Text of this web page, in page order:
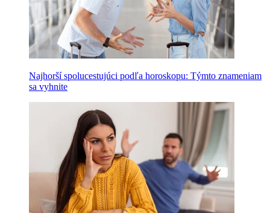
Najhorší spolucestujúci podľa horoskopu: Týmto znameniam
sa vyhnite